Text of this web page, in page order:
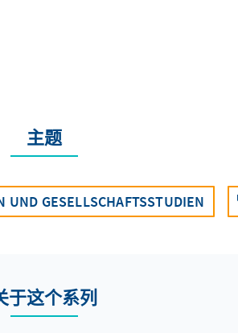
主题
UND GESELLSCHAFTSSTUDIEN
于这个系列